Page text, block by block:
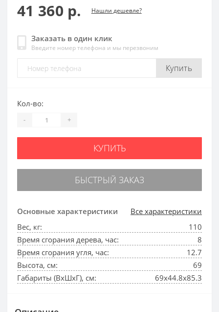
41 360 р. Нашли дешевле?
Заказать в один клик
Введите номер телефона и мы перезвоним
Купить
Основные характеристики
Все характеристики
Вес, кг:
110
Время сгорания дерева, час:
8
Время сгорания угля, час:
12.7
Высота, см:
69
Габариты (ВхШхГ), см:
69х44.8х85.3
Кол-во:
- +
КУПИТЬ
БЫСТРЫЙ ЗАКАЗ